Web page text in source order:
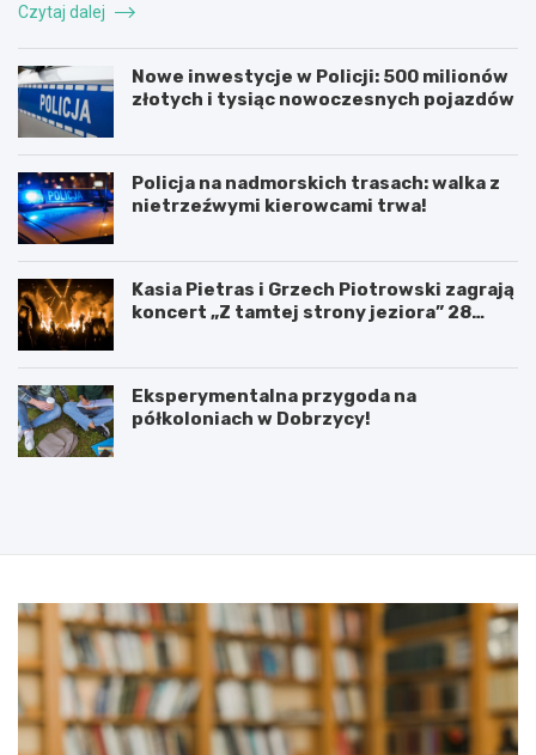
Czytaj dalej
Nowe inwestycje w Policji: 500 milionów
złotych i tysiąc nowoczesnych pojazdów
Policja na nadmorskich trasach: walka z
nietrzeźwymi kierowcami trwa!
Kasia Pietras i Grzech Piotrowski zagrają
koncert „Z tamtej strony jeziora” 28
Eksperymentalna przygoda na
półkoloniach w Dobrzycy!
P
n
i
e
u
m
o
w
5
2
0
2
5
:
N
i